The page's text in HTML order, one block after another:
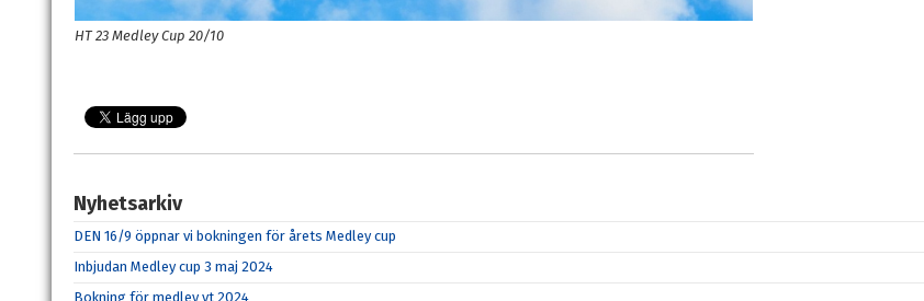
HT 23 Medley Cup 20/10
Nyhetsarkiv
DEN 16/9 öppnar vi bokningen för årets Medley cup
Inbjudan Medley cup 3 maj 2024
Bokning för medley vt 2024